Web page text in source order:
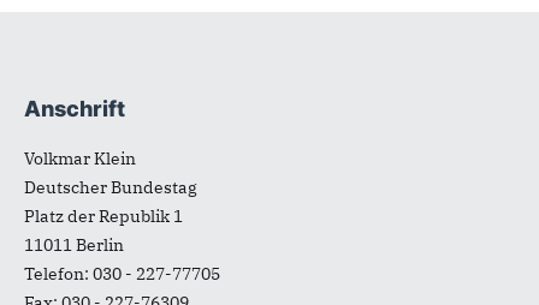
Fußbereich
Anschrift
Volkmar Klein
Deutscher Bundestag
Platz der Republik 1
11011Berlin
Telefon: 030 - 227-77705